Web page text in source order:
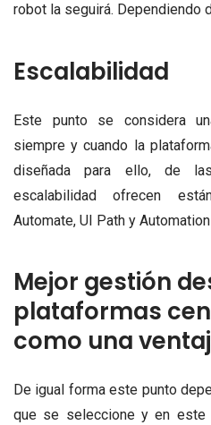
robot la seguirá. Dependiendo
Escalabilidad
Este punto se considera
siempre y cuando la
diseñada para ello, de
escalabilidad ofrecen
Automate, UI Path y
Mejor gestión
plataformas
como una
De igual forma este punto
que se seleccione y en